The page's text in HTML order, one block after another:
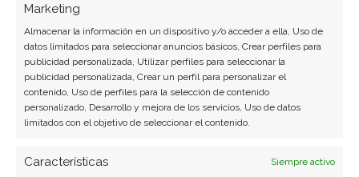
Marketing
Almacenar la información en un dispositivo y/o acceder a ella, Uso de
datos limitados para seleccionar anuncios básicos, Crear perfiles para
publicidad personalizada, Utilizar perfiles para seleccionar la
publicidad personalizada, Crear un perfil para personalizar el
contenido, Uso de perfiles para la selección de contenido
personalizado, Desarrollo y mejora de los servicios, Uso de datos
limitados con el objetivo de seleccionar el contenido.
Características
Siempre activo